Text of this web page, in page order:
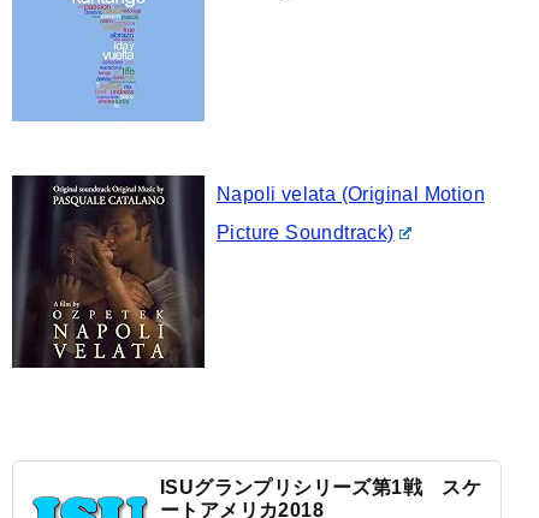
Napoli velata (Original Motion
Picture Soundtrack)
ISUグランプリシリーズ第1戦 スケ
ートアメリカ2018